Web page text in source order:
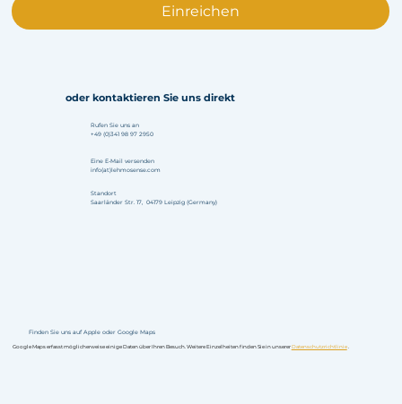
Finden Sie uns auf Apple oder Google Maps
Google Maps erfasst möglicherweise einige Daten über Ihren Besuch. Weitere Einzelheiten finden Sie in unserer Datenschutzrichtlinie.
Einreichen
oder kontaktieren Sie uns direkt
Rufen Sie uns an
+49 (0)341 98 97 2950
Eine E-Mail versenden
info(at)lehmosense.com
Standort
Saarländer Str. 17, 04179 Leipzig (Germany)